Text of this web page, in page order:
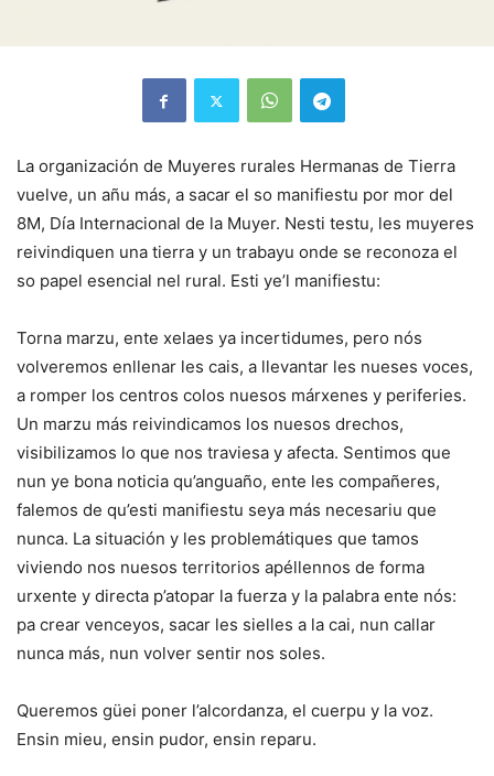
La organización de Muyeres rurales Hermanas de Tierra
vuelve, un añu más, a sacar el so manifiestu por mor del
8M, Día Internacional de la Muyer. Nesti testu, les muyeres
reivindiquen una tierra y un trabayu onde se reconoza el
so papel esencial nel rural. Esti ye’l manifiestu:
Torna marzu, ente xelaes ya incertidumes, pero nós
volveremos enllenar les cais, a llevantar les nueses voces,
a romper los centros colos nuesos márxenes y periferies.
Un marzu más reivindicamos los nuesos drechos,
visibilizamos lo que nos traviesa y afecta. Sentimos que
nun ye bona noticia qu’anguaño, ente les compañeres,
falemos de qu’esti manifiestu seya más necesariu que
nunca. La situación y les problemátiques que tamos
viviendo nos nuesos territorios apéllennos de forma
urxente y directa p’atopar la fuerza y la palabra ente nós:
pa crear venceyos, sacar les sielles a la cai, nun callar
nunca más, nun volver sentir nos soles.
Queremos güei poner l’alcordanza, el cuerpu y la voz.
Ensin mieu, ensin pudor, ensin reparu.